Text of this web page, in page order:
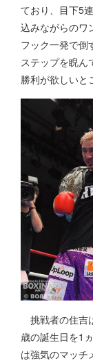
ており、目下5
込みながらのワ
フック一発で倒
ステップを睨ん
勝利が欲しいと
挑戦者の住吉
歳の誕生日を1
は強気のマッチ